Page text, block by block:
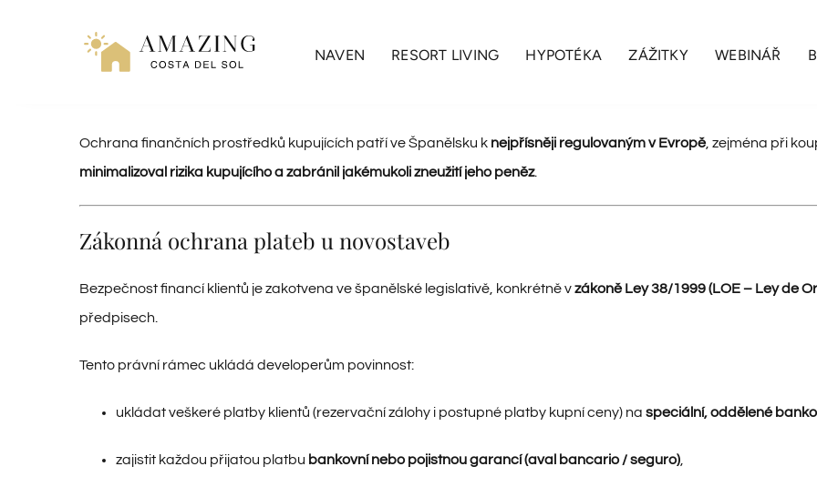
NAVEN RESORT LIVING HYPOTÉKA ZÁŽITKY WEBINÁŘ
Ochrana finančních prostředků kupujících patří ve Španělsku k nejpřísněji regulovaným v Evropě, zejména při
minimalizoval rizika kupujícího a zabránil jakémukoli zneužití jeho peněz.
Zákonná ochrana plateb u novostaveb
Bezpečnost financí klientů je zakotvena ve španělské legislativě, konkrétně vzákoně Ley 38/1999 (LOE – Ley de
předpisech.
Tento právní rámec ukládá developerům povinnost:
ukládat veškeré platby klientů (rezervační zálohy i postupné platby kupní ceny) na speciální, oddělené
zajistit každou přijatou platbu bankovní nebo pojistnou garancí (aval bancario / seguro),